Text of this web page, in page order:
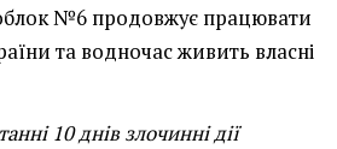
№6 продовжує працювати
та водночас живить власні
10 днів злочинні дії